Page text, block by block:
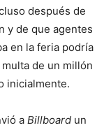
después de
y de que agentes
en la feria podría
de un millón
inicialmente.
a Billboard un